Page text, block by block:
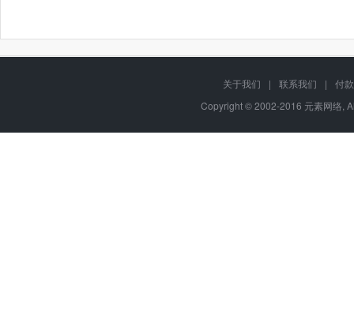
关于我们 | 联系我们 |
付
Copyright © 2002-2016 元素网络,